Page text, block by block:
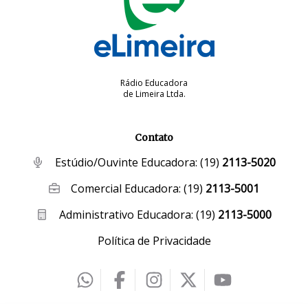
Rádio Educadora
de Limeira Ltda.
Contato
Estúdio/Ouvinte Educadora: (19) 2113-5020
Comercial Educadora:(19) 2113-5001
Administrativo Educadora: (19) 2113-5000
Política de Privacidade